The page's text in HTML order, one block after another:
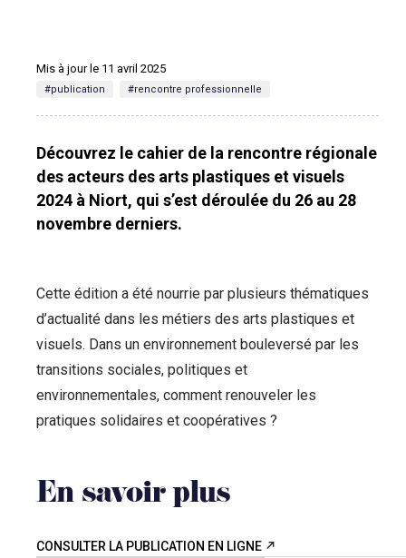
Mis à jour le 11 avril 2025
#publication #rencontre professionnelle
Découvrez le cahier de la rencontre régionale
des acteurs des arts plastiques et visuels
2024 à Niort, qui s’est déroulée du 26 au 28
novembre derniers.
Cette édition a été nourrie par plusieurs thématiques
d’actualité dans les métiers des arts plastiques et
visuels. Dans un environnement bouleversé par les
transitions sociales, politiques et
environnementales, comment renouveler les
pratiques solidaires et coopératives ?
En savoir plus
CONSULTER LA PUBLICATION EN LIGNE